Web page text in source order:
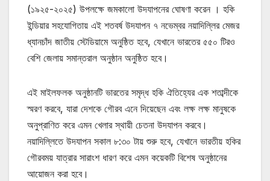
(১৯২৫-২০২৫) উপলক্ষে জমকালো উদযাপনের ঘোষণা করেন । হকি
ইন্ডিয়ার সহযোগিতায় এই শতবর্ষ উদযাপন ৭ নভেম্বর নয়াদিল্লির মেজর
ধ্যানচাঁদ জাতীয় স্টেডিয়ামে অনুষ্ঠিত হবে, যেখানে ভারতের ৫৫০ টিরও
বেশি জেলায় সমান্তরাল অনুষ্ঠান অনুষ্ঠিত হবে।
এই মাইলফলক অনুষ্ঠানটি ভারতের সমৃদ্ধ হকি ঐতিহ্যের এক শতাব্দীকে
স্মরণ করবে, যারা দেশকে গৌরব এনে দিয়েছেন এবং লক্ষ লক্ষ মানুষকে
অনুপ্রাণিত করে এমন খেলার স্থায়ী চেতনা উদযাপন করবে।
নয়াদিল্লিতে উদযাপন সকাল ৮:৩০ টায় শুরু হবে, যেখানে ভারতীয় হকির
গৌরবময় যাত্রার সারাংশ ধারণ করে এমন কয়েকটি বিশেষ অনুষ্ঠানের
আয়োজন করা হবে।